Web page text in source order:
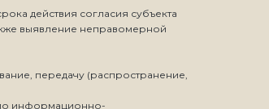
действия согласия субъекта
выявление неправомерной
передачу (распространение,
информационно-